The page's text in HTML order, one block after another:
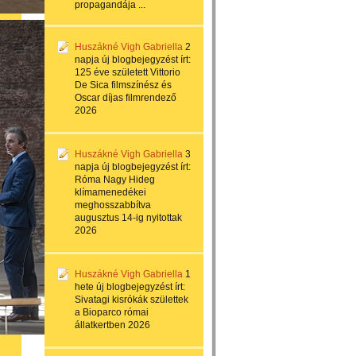
propagandája ...
Huszákné Vigh Gabriella 2
napja új blogbejegyzést írt:
125 éve született Vittorio
De Sica filmszínész és
Oscar díjas filmrendező
2026
Huszákné Vigh Gabriella 3
napja új blogbejegyzést írt:
Róma Nagy Hideg
klímamenedékei
meghosszabbítva
augusztus 14-ig nyitottak
2026
Huszákné Vigh Gabriella 1
hete új blogbejegyzést írt:
Sivatagi kisrókák születtek
a Bioparco római
állatkertben 2026